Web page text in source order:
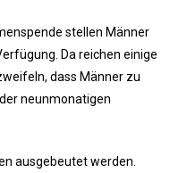
stellen Männer
Da reichen einige
dass Männer zu
neunmonatigen
ausgebeutet werden.